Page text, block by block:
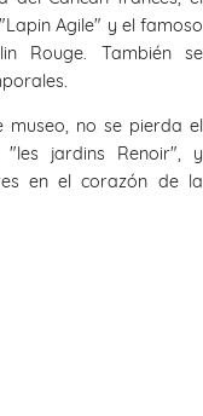
Agile" y el famoso
Rouge. También se
museo, no se pierda el
jardins Renoir", y
en el corazón de la